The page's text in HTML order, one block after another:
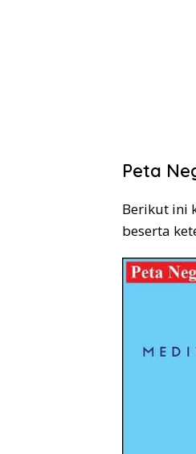
Peta
Berikut ini
beserta